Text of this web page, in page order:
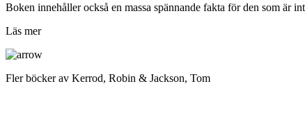
Boken innehåller också en massa spännande fakta för den som är
Läs mer
Fler böcker av Kerrod, Robin & Jackson, Tom